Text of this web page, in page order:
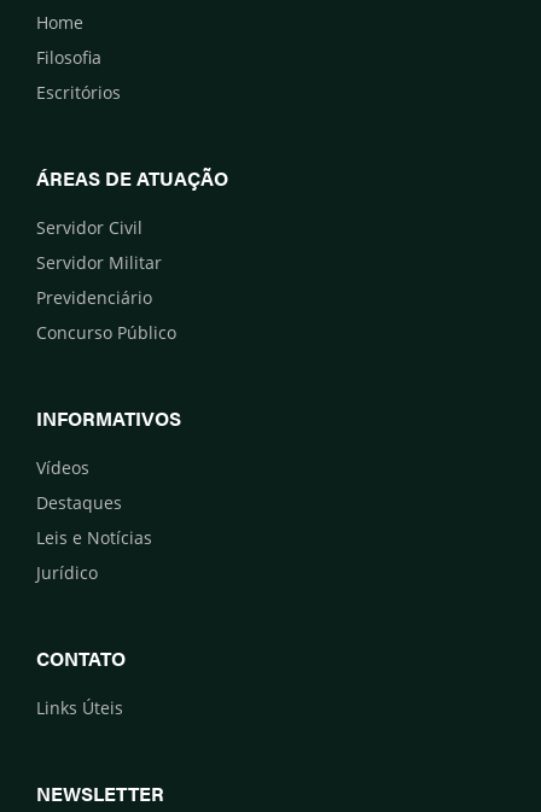
Home
Filosofia
Escritórios
ÁREAS DE ATUAÇÃO
Servidor Civil
Servidor Militar
Previdenciário
Concurso Público
INFORMATIVOS
Vídeos
Destaques
Leis e Notícias
Jurídico
CONTATO
Links Úteis
NEWSLETTER